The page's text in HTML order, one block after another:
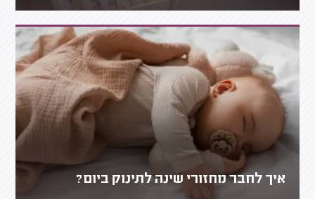
איך לחבר מחזורי שינה לתינוק ביום?